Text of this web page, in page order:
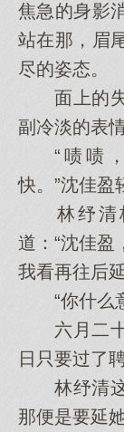
焦急的身影
站在那，眉
尽的姿态。
面上的失
副冷淡的表情
“啧啧，
快。”沈佳盈
林纾清板
道：“沈佳盈
我看再往后
“你什么意
六月二十
日只要过了
林纾清这
那便是要延